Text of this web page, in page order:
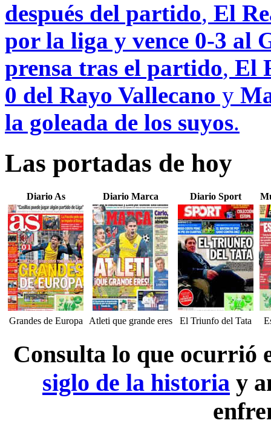
después del partido, El
por la liga y vence 0-3 al
prensa tras el partido, El
0 del Rayo Vallecano y
la goleada de los suyos.
Las portadas de hoy
Diario As Diario Marca Diario Sport
Grandes de Europa Atleti que grande eres El Triunfo del Tata
Consulta lo que ocurrió
siglo de la historia y